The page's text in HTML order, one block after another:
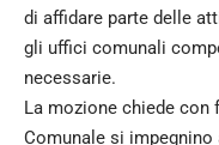
di affidare parte delle
gli uffici comunali
necessarie.
La mozione chiede con
Comunale si